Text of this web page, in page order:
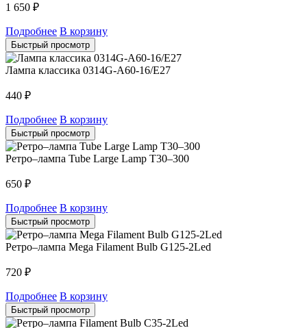
1 650 ₽
Подробнее В корзину
Быстрый просмотр
Лампа классика 0314G-A60-16/E27
440 ₽
Подробнее В корзину
Быстрый просмотр
Ретро–лампа Tube Large Lamp T30–300
650 ₽
Подробнее В корзину
Быстрый просмотр
Ретро–лампа Mega Filament Bulb G125-2Led
720 ₽
Подробнее В корзину
Быстрый просмотр